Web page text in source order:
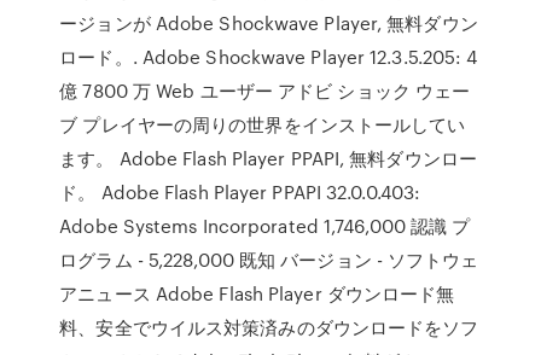
ージョンが Adobe Shockwave Player, 無料ダウン
ロード。. Adobe Shockwave Player 12.3.5.205: 4
億 7800 万 Web ユーザー アドビ ショック ウェー
ブ プレイヤーの周りの世界をインストールしてい
ます。 Adobe Flash Player PPAPI, 無料ダウンロー
ド。 Adobe Flash Player PPAPI 32.0.0.403:
Adobe Systems Incorporated 1,746,000 認識 プ
ログラム - 5,228,000 既知 バージョン - ソフトウェ
アニュース Adobe Flash Player ダウンロード無
料、安全でウイルス対策済みのダウンロードをソフ